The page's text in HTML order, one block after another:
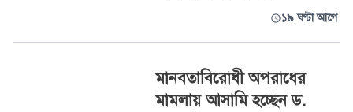
১৯ ঘণ্টা আগে
মানবতাবিরোধী অপরাধের
মামলায় আসামি হচ্ছেন ড.